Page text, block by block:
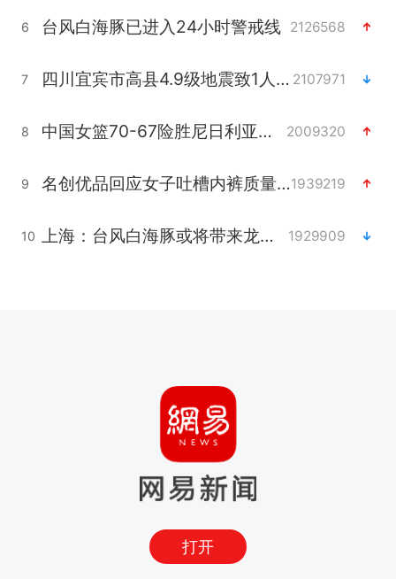
6 台风白海豚已进入24小时警戒线 2126568
7 四川宜宾市高县4.9级地震致1人死亡 2107971
8 中国女篮70-67险胜尼日利亚女篮 2009320
9 名创优品回应女子吐槽内裤质量差1939219
10 上海：台风白海豚或将带来龙卷风 1929909
打开